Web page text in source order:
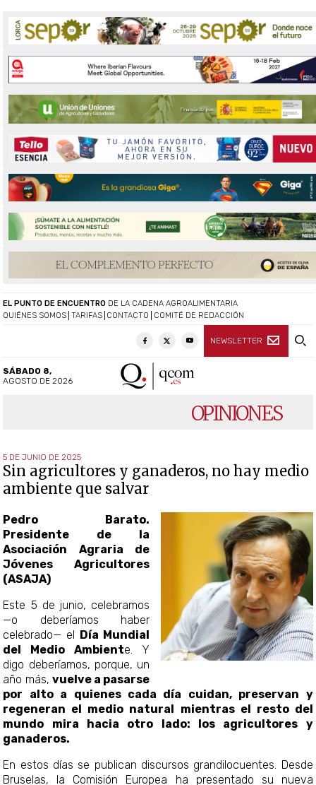
QUIÉNES SOMOS TARIFAS CONTACTO COMITÉ DE REDACCIÓN
NEWSLETTER
EL PUNTO DE ENCUENTRO DE LA CADENA AGROALIMENTARIA
SÁBADO 8,
AGOSTO DE 2026
OPINIONES
5 DE JUNIO DE 2025
Sin agricultores y ganaderos, no hay medio
ambiente que salvar
Pedro Barato.
Presidente de la
Asociación Agraria de
Jóvenes Agricultores
(ASAJA)
Este 5 de junio, celebramos
—o deberíamos haber
celebrado— el Día Mundial
del Medio Ambiente. Y
digo deberíamos, porque, un
año más, vuelve a pasarse
por alto a quienes cada día cuidan, preservan y
regeneran el medio natural mientras el resto del
mundo mira hacia otro lado: los agricultores y
ganaderos.
En estos días se publican discursos grandilocuentes. Desde
Bruselas, la Comisión Europea ha presentado su nueva